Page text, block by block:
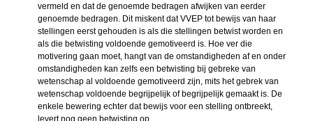
vermeld en dat de genoemde bedragen afwijken van eerder
genoemde bedragen. Dit miskent dat VVEP tot bewijs van haar
stellingen eerst gehouden is als die stellingen betwist worden en
als die betwisting voldoende gemotiveerd is. Hoe ver die
motivering gaan moet, hangt van de omstandigheden af en onder
omstandigheden kan zelfs een betwisting bij gebreke van
wetenschap al voldoende gemotiveerd zijn, mits het gebrek van
wetenschap voldoende begrijpelijk of begrijpelijk gemaakt is. De
enkele bewering echter dat bewijs voor een stelling ontbreekt,